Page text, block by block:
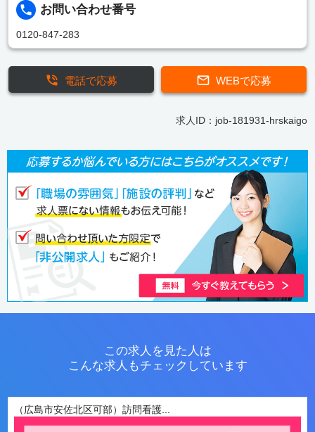
お問い合わせ番号
0120-847-283
WEBで応募
電話で応募
求人ID：job-181931-hrskaigo
この求人を見た人は
こんな求人もチェックしています
（広島市安佐北区可部）訪問看護...